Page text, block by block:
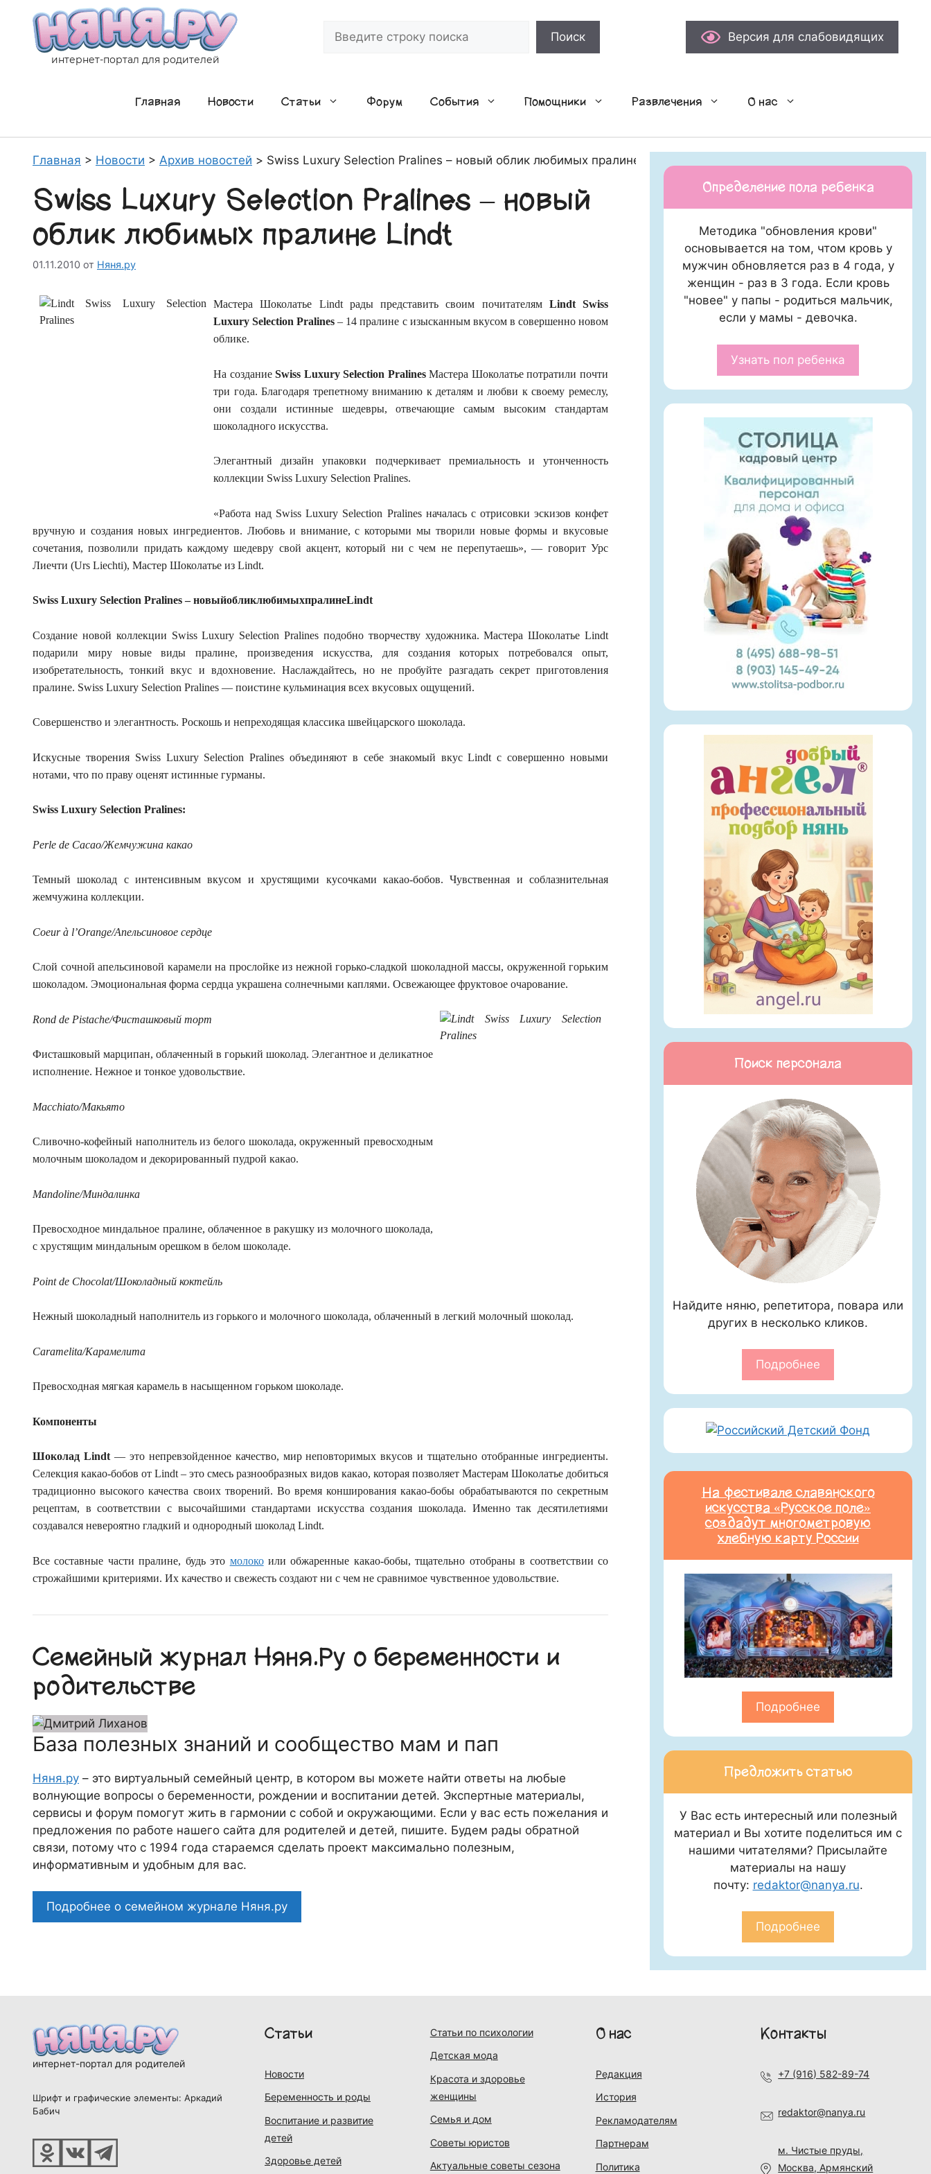
содержимому
интернет-портал для родителей
Поиск Версия для слабовидящих
Главная Новости Статьи Форум События Помощники Развлечения О нас
Главная > Новости > Архив новостей > Swiss Luxury Selection Pralines – новый облик любимых пралине Lindt
Swiss Luxury Selection Pralines – новый
облик любимых пралине Lindt
01.11.2010 от Няня.ру
Мастера Шоколатье Lindt рады представить своим почитателям Lindt Swiss
Luxury Selection Pralines – 14 пралине с изысканным вкусом в совершенно новом
облике.
На созданиеSwiss Luxury Selection PralinesМастера Шоколатье потратили почти
три года. Благодаря трепетному вниманию к деталям и любви к своему ремеслу,
они создали истинные шедевры, отвечающие самым высоким стандартам
шоколадного искусства.
Элегантный дизайн упаковки подчеркивает премиальность и утонченность
коллекции Swiss Luxury Selection Pralines.
«Работа над Swiss Luxury Selection Pralines началась с отрисовки эскизов конфет
вручную и создания новых ингредиентов. Любовь и внимание, с которыми мы творили новые формы и вкусовые
сочетания, позволили придать каждому шедевру свой акцент, который ни с чем не перепутаешь», — говорит Урс
Лиечти (Urs Liechti), Мастер Шоколатье из Lindt.
Swiss Luxury Selection Pralines –новыйобликлюбимыхпралинеLindt
Создание новой коллекции Swiss Luxury Selection Pralines подобно творчеству художника. Мастера Шоколатье Lindt
подарили миру новые виды пралине, произведения искусства, для создания которых потребовался опыт,
изобретательность, тонкий вкус и вдохновение. Наслаждайтесь, но не пробуйте разгадать секрет приготовления
пралине. Swiss Luxury Selection Pralines — поистине кульминация всех вкусовых ощущений.
Совершенство и элегантность. Роскошь и непреходящая классика швейцарского шоколада.
Искусные творения Swiss Luxury Selection Pralines объединяют в себе знакомый вкус Lindt с совершенно новыми
нотами, что по праву оценят истинные гурманы.
Swiss Luxury Selection Pralines:
Perle de Cacao/Жемчужина какао
Темный шоколад с интенсивным вкусом и хрустящими кусочками какао-бобов. Чувственная и соблазнительная
жемчужина коллекции.
Coeur à l’Orange/Апельсиновое сердце
Слой сочной апельсиновой карамели на прослойке из нежной горько-сладкой шоколадной массы, окруженной горьким
шоколадом. Эмоциональная форма сердца украшена солнечными каплями. Освежающее фруктовое очарование.
Rond de Pistache/Фисташковый торт
Фисташковый марципан, облаченный в горький шоколад. Элегантное и деликатное
исполнение. Нежное и тонкое удовольствие.
Macchiato/Макьято
Сливочно-кофейный наполнитель из белого шоколада, окруженный превосходным
молочным шоколадом и декорированный пудрой какао.
Mandoline/Миндалинка
Превосходное миндальное пралине, облаченное в ракушку из молочного шоколада,
с хрустящим миндальным орешком в белом шоколаде.
Point de Chocolat/Шоколадный коктейль
Нежный шоколадный наполнитель из горького и молочного шоколада, облаченный в легкий молочный шоколад.
Caramelita/Карамелита
Превосходная мягкая карамель в насыщенном горьком шоколаде.
Компоненты
Шоколад Lindt— это непревзойденное качество, мир неповторимых вкусов и тщательно отобранные ингредиенты.
Селекция какао-бобов от Lindt – это смесь разнообразных видов какао, которая позволяет Мастерам Шоколатье добиться
традиционно высокого качества своих творений. Во время конширования какао-бобы обрабатываются по секретным
рецептам, в соответствии с высочайшими стандартами искусства создания шоколада. Именно так десятилетиями
создавался невероятно гладкий и однородный шоколад Lindt.
Все составные части пралине, будь это молокоили обжаренные какао-бобы, тщательно отобраны в соответствии со
строжайшими критериями. Их качество и свежесть создают ни с чем не сравнимое чувственное удовольствие.
Семейный журнал Няня.Ру о беременности и
родительстве
База полезных знаний и сообщество мам и пап
Няня.ру – это виртуальный семейный центр, в котором вы можете найти ответы на любые
волнующие вопросы о беременности, рождении и воспитании детей. Экспертные материалы,
сервисы и форум помогут жить в гармонии с собой и окружающими. Если у вас есть пожелания и
предложения по работе нашего сайта для родителей и детей, пишите. Будем рады обратной
связи, потому что c 1994 года стараемся сделать проект максимально полезным,
информативным и удобным для вас.
Подробнее о семейном журнале Няня.ру
Определение пола ребенка
Методика "обновления крови"
основывается на том, чтом кровь у
мужчин обновляется раз в 4 года, у
женщин - раз в 3 года. Если кровь
"новее" у папы - родиться мальчик,
если у мамы - девочка.
Узнать пол ребенка
Поиск персонала
Найдите няню, репетитора, повара или
других в несколько кликов.
Подробнее
На фестивале славянского
искусства «Русское поле»
создадут многометровую
хлебную карту России
Подробнее
Предложить статью
У Вас есть интересный или полезный
материал и Вы хотите поделиться им с
нашими читателями? Присылайте
материалы на нашу
почту: redaktor@nanya.ru.
Подробнее
интернет-портал для родителей
Шрифт и графические элементы: Аркадий
Бабич
Статьи
Новости
Беременность и роды
Воспитание и развитие
детей
Здоровье детей
Статьи по психологии
Детская мода
Красота и здоровье
женщины
Семья и дом
Советы юристов
Актуальные советы сезона
О нас
Редакция
История
Рекламодателям
Партнерам
Политика
Контакты
+7 (916) 582-89-74
redaktor@nanya.ru
м. Чистые пруды,
Москва, Армянский